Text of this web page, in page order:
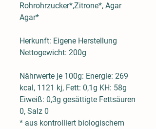
Rohrohrzucker*,Zitrone*, Agar
Agar*
Herkunft: Eigene Herstellung
Nettogewicht: 200g
Nährwerte je 100g: Energie: 269
kcal, 1121 kj, Fett: 0,1g KH: 58g
Eiweiß: 0,3g gesättigte Fettsäuren
0, Salz 0
* aus kontrolliert biologischem